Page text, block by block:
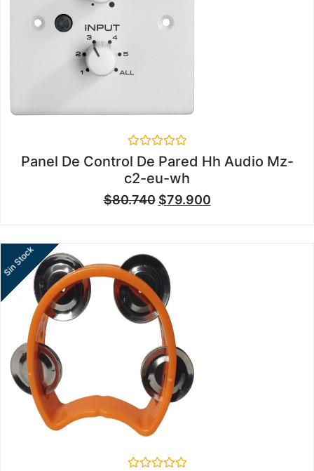
Valorado
en
0
de
5
Panel De Control De Pared Hh Audio Mz-
c2-eu-wh
$80.740 $79.900
Sin Stock